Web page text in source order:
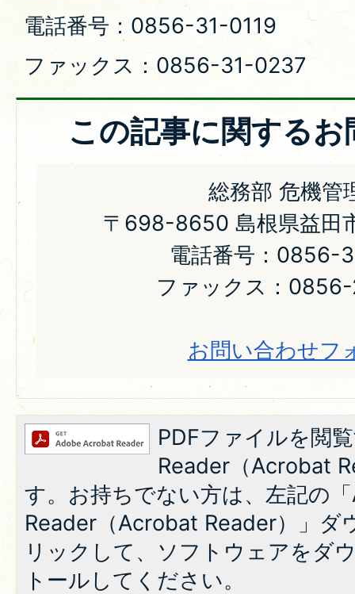
電話番号：0856-31-0119
ファックス：0856-31-0237
この記事に関する
総務部 危機管
〒698-8650 島根県益田
電話番号：0856-
ファックス：
お問い合わせフ
PDFファイルを閲
Reader（Acrobat
す。お持ちでない方は、左記の
Reader（Acrobat Reader）」ダ
リックして、ソフトウェアをダ
トールしてください。